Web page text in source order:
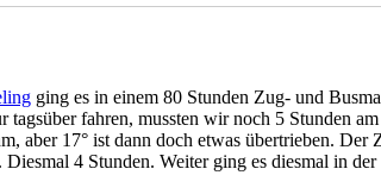
ging es in einem 80 Stunden Zug- und
tagsüber fahren, mussten wir noch 5 Stunden
aber 17° ist dann doch etwas übertrieben.
4 Stunden. Weiter ging es diesmal in